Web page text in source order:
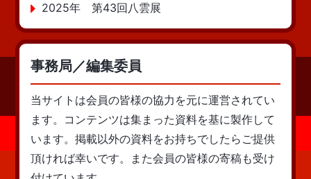
2025年 第43回八雲展
事務局／編集委員
当サイトは会員の皆様の協力を元に運営されてい
ます。コンテンツは集まった資料を基に製作して
います。掲載以外の資料をお持ちでしたらご提供
頂ければ幸いです。また会員の皆様の寄稿も受け